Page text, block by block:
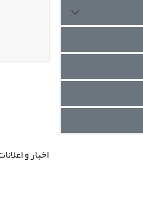
اخبار و